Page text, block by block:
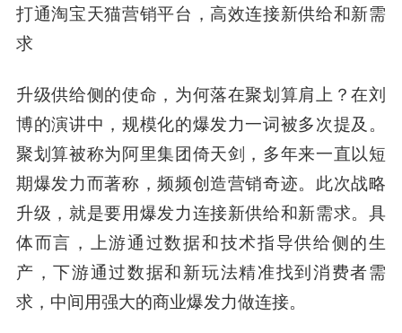
打通淘宝天猫营销平台，高效连接新供给和新需
求
升级供给侧的使命，为何落在聚划算肩上？在刘
博的演讲中，规模化的爆发力一词被多次提及。
聚划算被称为阿里集团倚天剑，多年来一直以短
期爆发力而著称，频频创造营销奇迹。此次战略
升级，就是要用爆发力连接新供给和新需求。具
体而言，上游通过数据和技术指导供给侧的生
产，下游通过数据和新玩法精准找到消费者需
求，中间用强大的商业爆发力做连接。